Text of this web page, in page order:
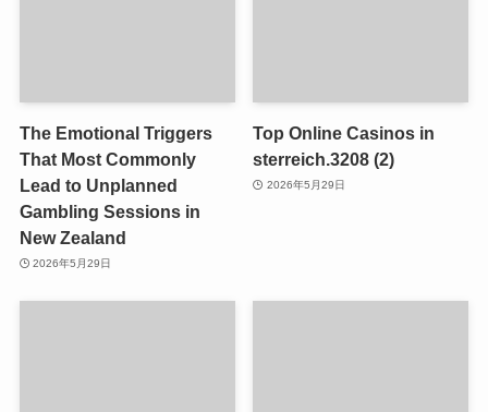
The Emotional Triggers
That Most Commonly
Lead to Unplanned
Gambling Sessions in
New Zealand
2026年5月29日
Top Online Casinos in
sterreich.3208 (2)
2026年5月29日